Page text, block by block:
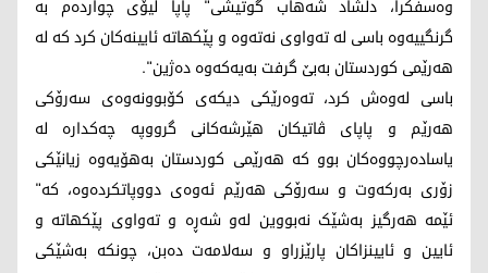
وەسفکرا، دڵشاد شەهاب گوتیشی" پاپا لیۆی چواردەم بە
گرنگییەوە باسی لە تەواوی نەتەوە و پێکهاتە ئایینەکان کرد کە لە
هەرێمی کوردستان بەبێ گرفت بەیەکەوە دەژین".
باسی لەوەش کرد، تەوەرێکی دیکەی کۆبوونەوەی سەرۆکی
هەرێم و پاپای ڤاتیکان هێرشەکانی گرووپە چەکدارە لە
یاسادەرچووەکان بوو کە هەرێمی کوردستان بەهۆیەوە زیانێکی
زۆری بەرکەوت و سەرۆکی هەرێم ئەوەی دووپاتکردەوە، کە"
ئێمە هەرگیز بەشێک نەبووین لەو شەڕە و تەواوی پێکهاتە و
ئایین و ئایینزاکان پارێزراو و سەلامەت دەبن، چونکە بەشێکی